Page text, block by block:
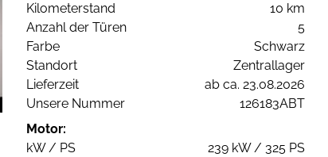
Kilometerstand
10 km
Anzahl der Türen
5
Farbe
Schwarz
Standort
Zentrallager
Lieferzeit
ab ca. 23.08.2026
Unsere Nummer
126183ABT
Motor:
kW / PS
239 kW / 325 PS